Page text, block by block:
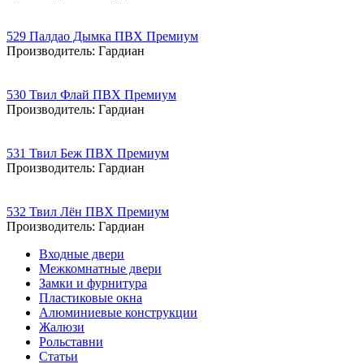
529 Палдао Дымка ПВХ Премиум
Производитель: Гардиан
530 Твил Флай ПВХ Премиум
Производитель: Гардиан
531 Твил Беж ПВХ Премиум
Производитель: Гардиан
532 Твил Лён ПВХ Премиум
Производитель: Гардиан
Входные двери
Межкомнатные двери
Замки и фурнитура
Пластиковые окна
Алюминиевые конструкции
Жалюзи
Рольставни
Статьи